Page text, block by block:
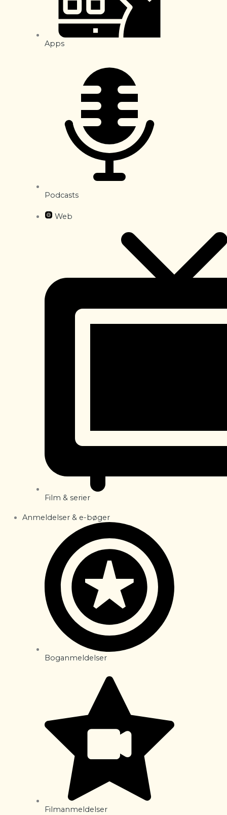
Apps
Podcasts
Web
Film & serier
Anmeldelser & e-bøger
Boganmeldelser
Filmanmeldelser